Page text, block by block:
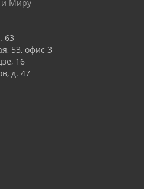
и Миру
63
53, офис 3
16
д. 47